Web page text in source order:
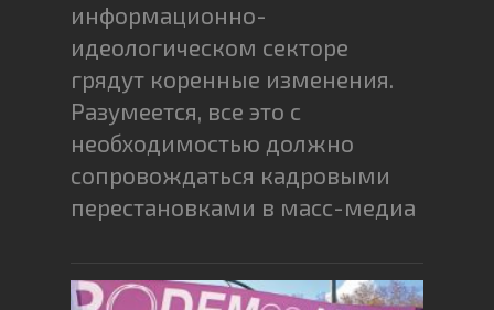
информационно-
идеологическом секторе
грядут коренные изменения.
Разумеется, все это с
необходимостью должно
сопровождаться кадровыми
перестановками в масс-медиа